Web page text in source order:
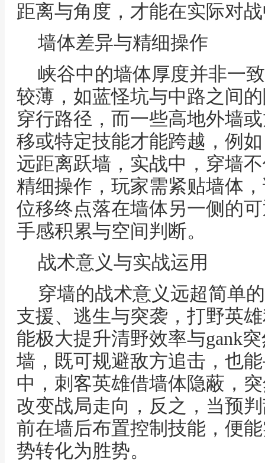
距离与角度，才能在实际对
墙体差异与精细操作
峡谷中的墙体厚度并非一
较薄，如蓝怪坑与中路之间
穿行路径，而一些高地外墙
移或特定技能才能跨越，例
远距离跃墙，实战中，穿墙
精细操作，玩家需紧贴墙体
位移终点落在墙体另一侧的
手感积累与空间判断。
战术意义与实战运用
穿墙的战术意义远超简单
支援、逃生与突袭，打野英
能极大提升清野效率与gank
墙，既可规避敌方追击，也
中，刺客英雄借墙体隐蔽，
改变战局走向，反之，当预
前在墙后布置控制技能，便
势转化为胜势。